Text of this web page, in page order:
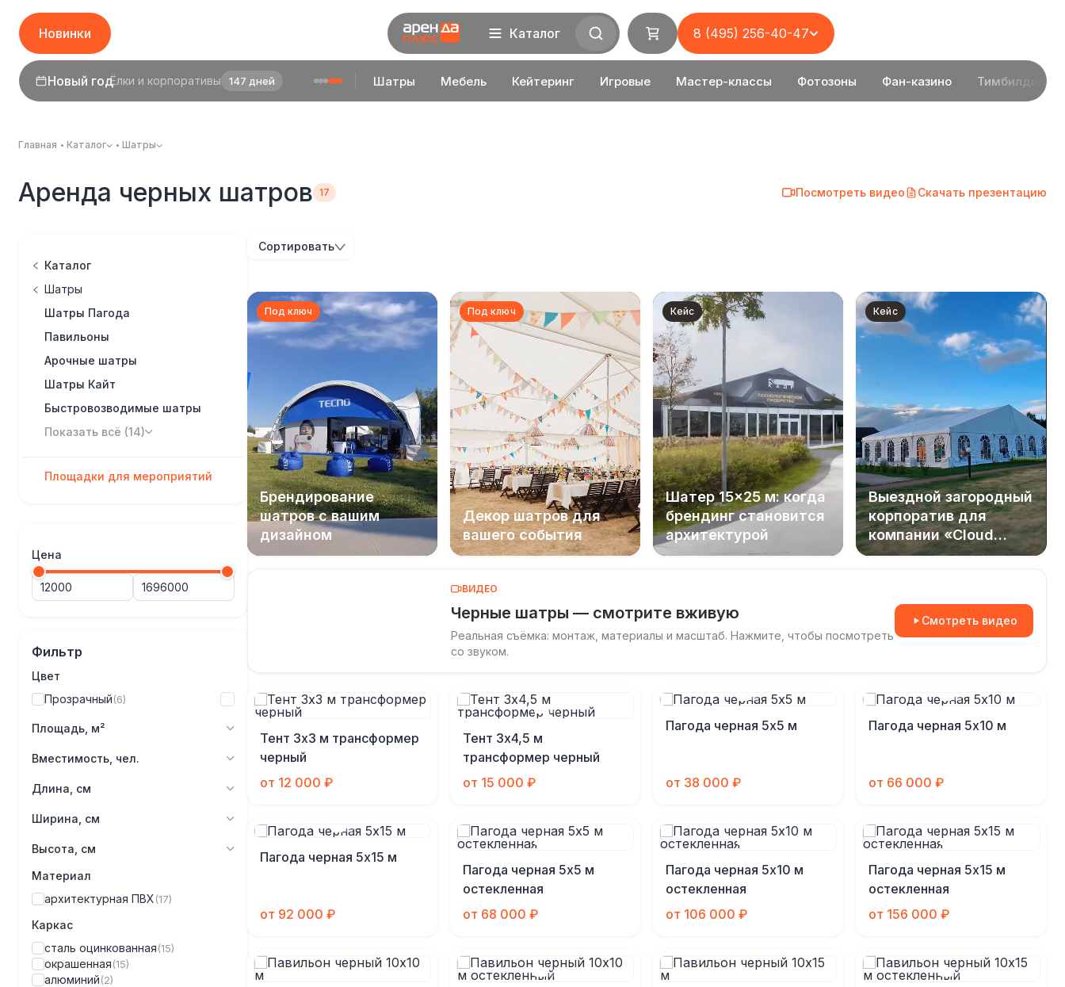
Новинки
Новый годЁлки и корпоративы 147 дней Шатры Мебель Кейтеринг Игровые Мастер-классы Фотозоны Фан-казино Тимбилдинг
Каталог 8 (495) 256-40-47
Главная Каталог Шатры
Аренда черных шатров Посмотреть видео Скачать презентацию
Каталог
Шатры
Шатры Пагода
Павильоны
Арочные шатры
Шатры Кайт
Быстровозводимые шатры
Показать всё (14)
Площадки для мероприятий
Цена
Фильтр
Цвет
Прозрачный(6)
Площадь, м²
Вместимость, чел.
Длина, см
Ширина, см
Высота, см
Материал
архитектурная ПВХ(17)
Каркас
сталь оцинкованная(15)
окрашенная(15)
алюминий(2)
Сортировать
Под ключ
Брендирование
шатров с вашим
дизайном
Под ключ
Декор шатров для
вашего события
Кейс
Шатер 15×25 м: когда
брендинг становится
архитектурой
Кейс
Выездной загородный
корпоратив для
компании «Cloud
Networks»
ВИДЕО
Черные шатры — смотрите вживую
Реальная съёмка: монтаж, материалы и масштаб. Нажмите, чтобы посмотреть
со звуком.
Смотреть видео
Тент 3х3 м трансформер
черный
от 12 000 ₽
Тент 3х4,5 м
трансформер черный
от 15 000 ₽
Пагода черная 5х5 м
от 38 000 ₽
Пагода черная 5х10 м
от 66 000 ₽
Пагода черная 5х15 м
от 92 000 ₽
Пагода черная 5х5 м
остекленная
от 68 000 ₽
Пагода черная 5х10 м
остекленная
от 106 000 ₽
Пагода черная 5х15 м
остекленная
от 156 000 ₽